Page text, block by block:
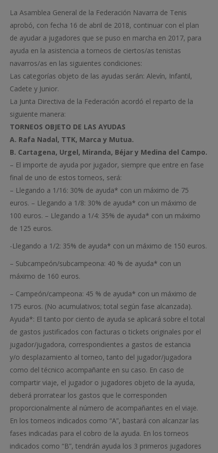
La Asamblea General de la Federación Navarra de Tenis
aprobó, con fecha 16 de abril de 2018, continuar con el plan
de ayudar a jugadores que se puso en marcha en 2017, para
ayuda en la asistencia a torneos de ciertos/as tenistas
navarros/as en las siguientes condiciones:
Las categorías objeto de las ayudas serán: Alevín, Infantil,
Cadete y Junior.
La Junta Directiva de la Federación acordó el reparto de la
siguiente manera:
TORNEOS OBJETO DE LAS AYUDAS
A. Rafa Nadal, TTK, Marca y Mutua.
B. Cartagena, Urgel, Miranda, Béjar y Medina del Campo.
– El importe de ayuda por jugador, siempre que entre en fase
final de uno de estos torneos, será:
– Llegando a 1/16: 30% de ayuda* con un máximo de 75
euros. – Llegando a 1/8: 30% de ayuda* con un máximo de
100 euros. – Llegando a 1/4: 35% de ayuda* con un máximo
de 125 euros.
-Llegando a 1/2: 35% de ayuda* con un máximo de 150 euros.
– Subcampeón/subcampeona: 40 % de ayuda* con un
máximo de 160 euros.
– Campeón/campeona: 45 % de ayuda* con un máximo de
175 euros. (No acumulativos; total según fase alcanzada).
Ayuda*: El tanto por ciento de ayuda se aplicará sobre el total
de gastos justificados con facturas o tickets originales por el
jugador/jugadora, correspondientes a gastos de estancia
y/o desplazamiento al torneo, tanto del jugador/jugadora
como del técnico acompañante en su caso. En caso de
compartir viaje, el jugador o jugadores objeto de la ayuda,
deberá prorratear los gastos que le corresponden
proporcionalmente al número de acompañantes en el viaje.
En los torneos indicados como “A”, bastará con alcanzar las
fases indicadas para el cobro de la ayuda. En los torneos
indicados como “B”, tendrán ayuda los 3 primeros jugadores